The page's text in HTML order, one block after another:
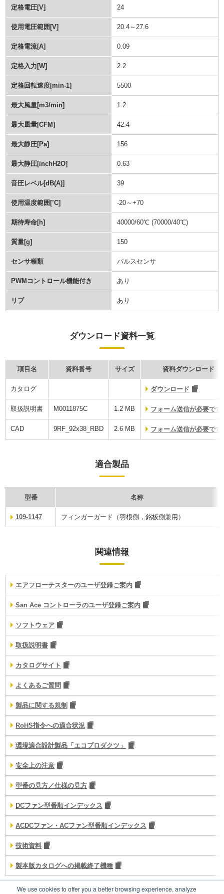
We use cookies to offer you a better browsing experience, analyze
定格電圧[V] 24
使用電圧範囲[V] 20.4～27.6
定格電流[A] 0.09
定格入力[W] 2.2
定格回転速度[min-1] 5500
最大風量[m3/min] 1.2
最大風量[CFM] 42.4
最大静圧[Pa] 156
最大静圧[inchH2O] 0.63
音圧レベル[dB(A)] 39
使用温度範囲[˚C] -20～+70
期待寿命[h] 40000/60℃ (70000/40℃)
質量[g] 150
センサ種類 パルスセンサ
PWMコントロール機能付き あり
リブ あり
ダウンロード資料一覧
項目名 資料番号 サイズ 資料ダウンロード
カタログ ダウンロード
取扱説明書 M0011875C 1.2 MB フォーム送信が必要です
CAD 9RF_92x38_RBD 2.6 MB フォーム送信が必要です
適合製品
型番 名称
109-1147 フィンガーガード（羽根側，銘板側兼用）
関連情報
エアフローテスターのユーザ登録ご案内
San Ace コントローラのユーザ登録ご案内
ソフトウェア
取扱説明書
カタログサイト
よくあるご質問
製品に関する規制
RoHS指令への適合状況
環境適合設計製品「エコプロダクツ」
安全上の注意
型番の見方／仕様の見方
DCファン型番順インデックス
ACDCファン・ACファン型番順インデックス
技術資料
製本版カタログへの掲載終了機種